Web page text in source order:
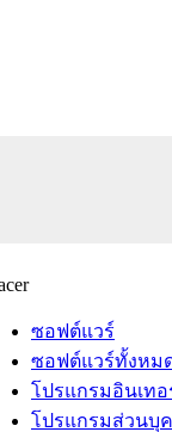
ซอฟต์แวร์
ซอฟต์แวร์ทั้งหม
โปรแกรมอินเทอ
โปรแกรมส่วนบุ